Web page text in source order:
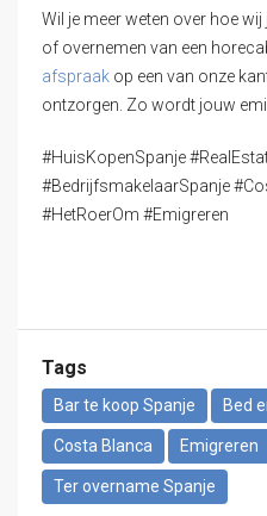
Wil je meer weten over hoe
of overnemen van een
afspraak op een van onze
ontzorgen. Zo wordt jouw
#HuisKopenSpanje
#BedrijfsmakelaarSpanje
#HetRoerOm #Emigreren
Tags
Bar te koop Spanje Bed
Costa Blanca Emigreren
Ter overname Spanje